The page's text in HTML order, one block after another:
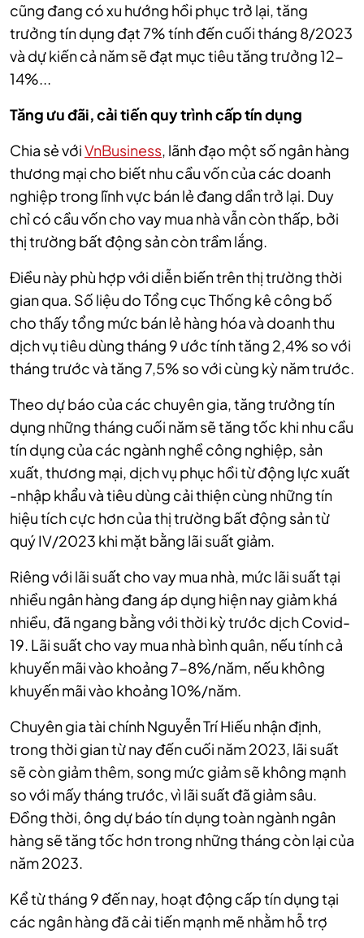
cũng đang có xu hướng hồi phục trở lại, tăng
trưởng tín dụng đạt 7% tính đến cuối tháng 8/2023
và dự kiến cả năm sẽ đạt mục tiêu tăng trưởng 12-
14%...
Tăng ưu đãi, cải tiến quy trình cấp tín dụng
Chia sẻ vớiVnBusiness, lãnh đạo một số ngân hàng
thương mại cho biết nhu cầu vốn của các doanh
nghiệp trong lĩnh vực bán lẻ đang dần trở lại. Duy
chỉ có cầu vốn cho vay mua nhà vẫn còn thấp, bởi
thị trường bất động sản còn trầm lắng.
Điều này phù hợp với diễn biến trên thị trường thời
gian qua. Số liệu do Tổng cục Thống kê công bố
cho thấy tổng mức bán lẻ hàng hóa và doanh thu
dịch vụ tiêu dùng tháng 9 ước tính tăng 2,4% so với
tháng trước và tăng 7,5% so với cùng kỳ năm trước.
Theo dự báo của các chuyên gia, tăng trưởng tín
dụng những tháng cuối năm sẽ tăng tốc khi nhu cầu
tín dụng của các ngành nghề công nghiệp, sản
xuất, thương mại, dịch vụ phục hồi từ động lực xuất
-nhập khẩu và tiêu dùng cải thiện cùng những tín
hiệu tích cực hơn của thị trường bất động sản từ
quý IV/2023 khi mặt bằng lãi suất giảm.
Riêng với lãi suất cho vay mua nhà, mức lãi suất tại
nhiều ngân hàng đang áp dụng hiện nay giảm khá
nhiều, đã ngang bằng với thời kỳ trước dịch Covid-
19. Lãi suất cho vay mua nhà bình quân, nếu tính cả
khuyến mãi vào khoảng 7-8%/năm, nếu không
khuyến mãi vào khoảng 10%/năm.
Chuyên gia tài chính Nguyễn Trí Hiếu nhận định,
trong thời gian từ nay đến cuối năm 2023, lãi suất
sẽ còn giảm thêm, song mức giảm sẽ không mạnh
so với mấy tháng trước, vì lãi suất đã giảm sâu.
Đồng thời, ông dự báo tín dụng toàn ngành ngân
hàng sẽ tăng tốc hơn trong những tháng còn lại của
năm 2023.
Kể từ tháng 9 đến nay, hoạt động cấp tín dụng tại
các ngân hàng đã cải tiến mạnh mẽ nhằm hỗ trợ